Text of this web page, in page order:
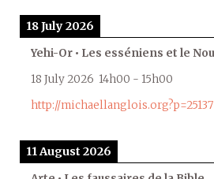
18 July 2026
Yehi-Or • Les esséniens et le
18 July 2026 14h00 - 15h00
http://michaellanglois.org?p=25137
11 August 2026